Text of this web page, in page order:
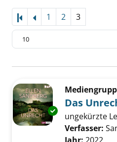
1 2 3
Zu den Suchfiltern springen
Exemplar-Details
Das
ungekürzte
Verfasser: